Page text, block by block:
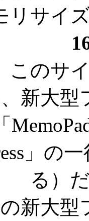
リサイ
このサ
新大
「
」の
る）
新大型